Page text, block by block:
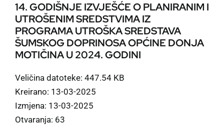
14. GODIŠNJE IZVJEŠĆE O PLANIRANIM I
UTROŠENIM SREDSTVIMA IZ
PROGRAMA UTROŠKA SREDSTAVA
ŠUMSKOG DOPRINOSA OPĆINE DONJA
MOTIČINA U 2024. GODINI
Veličina datoteke: 447.54 KB
Kreirano: 13-03-2025
Izmjena: 13-03-2025
Otvaranja: 63